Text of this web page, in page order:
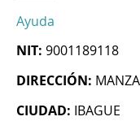
Ayuda
NIT: 9001189118
DIRECCIÓN:
CIUDAD: IBAGUE